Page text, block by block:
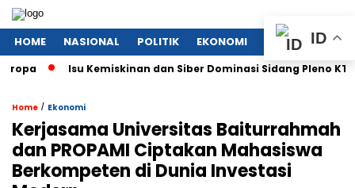
HOME NASIONAL POLITIK EKONOMI MEGAPOLITAN
Isu Kemiskinan dan Siber Dominasi Sidang Pleno KTT ASEAN
Home / Ekonomi
Kerjasama Universitas Baiturrahmah
dan PROPAMI Ciptakan Mahasiswa
Berkompeten di Dunia Investasi
ID